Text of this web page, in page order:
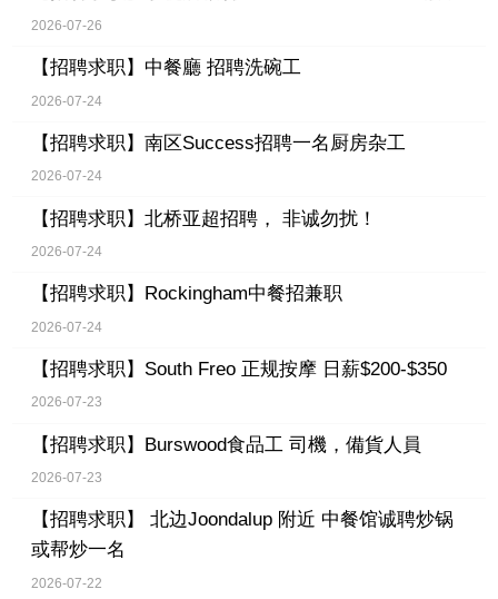
2026-07-26
【招聘求职】 中餐廳 招聘洗碗工
2026-07-24
【招聘求职】 南区Success招聘一名厨房杂工
2026-07-24
【招聘求职】 北桥亚超招聘， 非诚勿扰！
2026-07-24
【招聘求职】 Rockingham中餐招兼职
2026-07-24
【招聘求职】 South Freo 正规按摩 日薪$200-$350
2026-07-23
【招聘求职】 Burswood食品工 司機，備貨人員
2026-07-23
【招聘求职】
北边Joondalup 附近 中餐馆诚聘炒锅
或帮炒一名
2026-07-22